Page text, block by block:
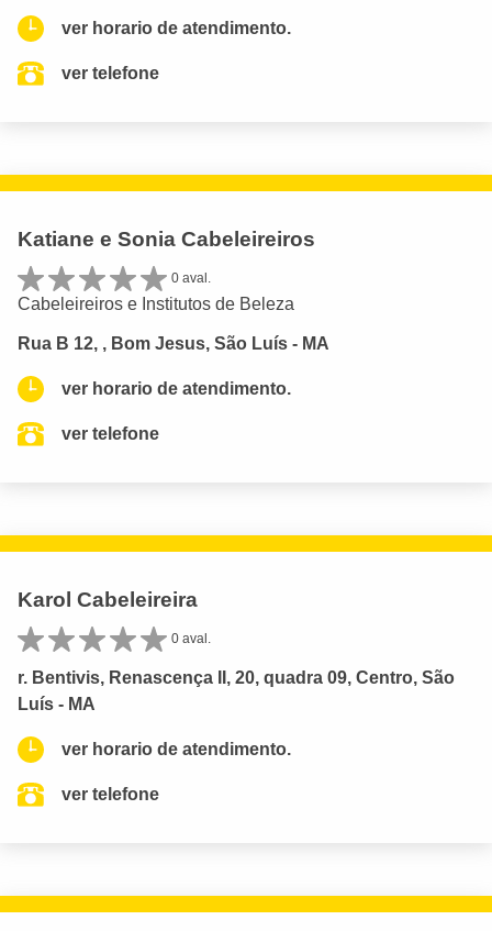
ver horario de atendimento.
ver telefone
Katiane e Sonia Cabeleireiros
0 aval.
Cabeleireiros e Institutos de Beleza
Rua B 12, , Bom Jesus, São Luís - MA
ver horario de atendimento.
ver telefone
Karol Cabeleireira
0 aval.
r. Bentivis, Renascença II, 20, quadra 09, Centro, São
Luís - MA
ver horario de atendimento.
ver telefone